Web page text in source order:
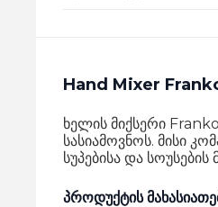
Hand Mixer
ხელის მიქსერი
სასიამოვნოს. მისი
სუპებისა და სოუსების
პროდუქტის